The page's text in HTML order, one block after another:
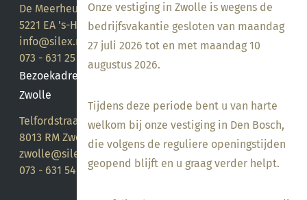
Onze vestiging in Zwolle is wegens de
bedrijfsvakantie gesloten van maandag
27 juli 2026 tot en met maandag 10
augustus 2026.
Tijdens deze periode bent u van harte
welkom bij onze vestiging in Den Bosch,
die volgens de reguliere openingstijden
geopend blijft en u graag verder helpt.
De Meerheuvel 21
5221 EA 's-Hertogenbosch
info@silex.nl
073 - 631 25 28
Bezoekadres
Zwolle
Telfordstraat 14
8013 RM Zwolle
zwolle@silex.nl
073 - 631 54 05